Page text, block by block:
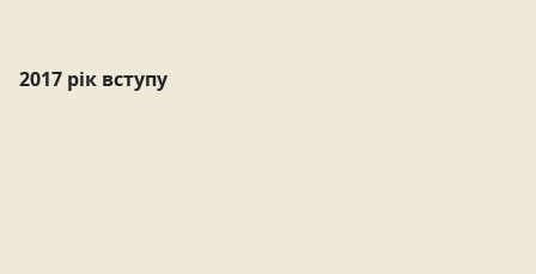
2017 рік вступу